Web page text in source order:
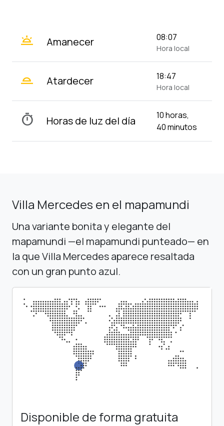
wb_twilight Amanecer 08:07
Hora local
wb_twilight_2 Atardecer 18:47
Hora local
timer Horas de luz del día
10 horas,
40 minutos
Villa Mercedes en el mapamundi
Una variante bonita y elegante del
mapamundi —el mapamundi punteado— en
la que Villa Mercedes aparece resaltada
con un gran punto azul.
Disponible de forma gratuita